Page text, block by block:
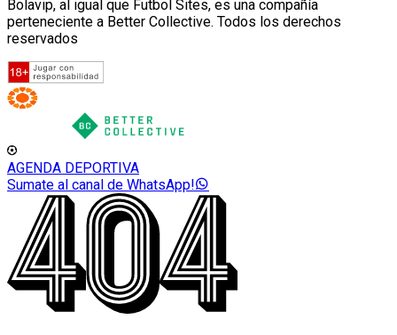
Bolavip, al igual que Futbol Sites, es una compañía
perteneciente a Better Collective. Todos los derechos
reservados
AGENDA DEPORTIVA
Sumate al canal de WhatsApp!